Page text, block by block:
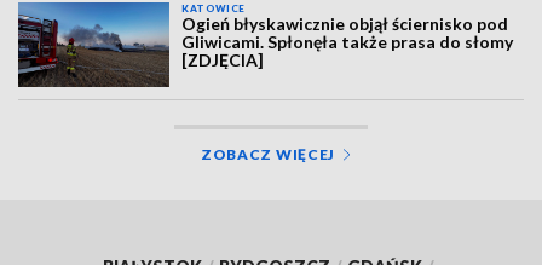
KATOWICE
Ogień błyskawicznie objął ściernisko pod
Gliwicami. Spłonęła także prasa do słomy
[ZDJĘCIA]
ZOBACZ WIĘCEJ